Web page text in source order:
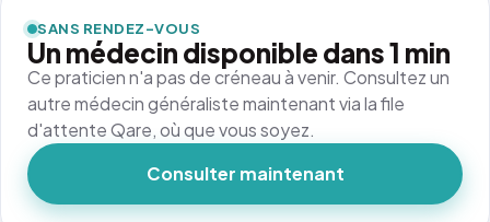
SANS RENDEZ-VOUS
Un médecin disponible dans 1 min
Ce praticien n'a pas de créneau à venir. Consultez un
autre médecin généraliste maintenant via la file
d'attente Qare, où que vous soyez.
Consulter maintenant